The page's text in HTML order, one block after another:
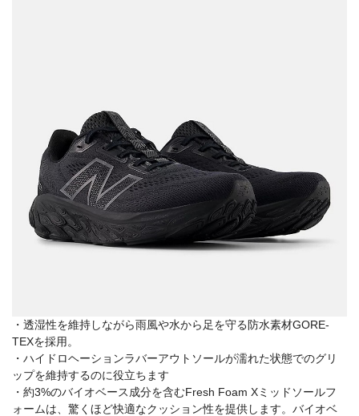
・透湿性を維持しながら雨風や水から足を守る防水素材GORE-
TEXを採用。
・ハイドロヘーションラバーアウトソールが濡れた状態でのグリ
ップを維持するのに役立ちます
・約3%のバイオベース成分を含むFresh Foam Xミッドソールフ
ォームは、驚くほど快適なクッション性を提供します。バイオベ